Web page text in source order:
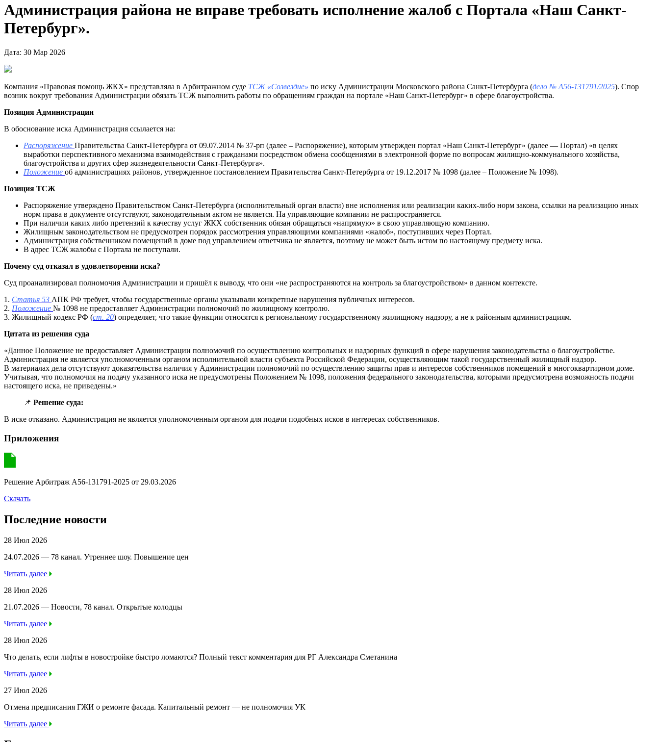
Администрация района не вправе требовать исполнение жалоб с Портала «Наш Санкт-
Петербург».
Дата: 30 Мар 2026
Компания «Правовая помощь ЖКХ» представляла в Арбитражном суде ТСЖ «Созвездие» по иску Администрации Московского района Санкт-Петербурга (дело № А56-131791/2025). Спор
возник вокруг требования Администрации обязать ТСЖ выполнить работы по обращениям граждан на портале «Наш Санкт-Петербург» в сфере благоустройства.
Позиция Администрации
В обоснование иска Администрация ссылается на:
Распоряжение Правительства Санкт-Петербурга от 09.07.2014 № 37-рп (далее – Распоряжение), которым утвержден портал «Наш Санкт-Петербург» (далее — Портал) «в целях
выработки перспективного механизма взаимодействия с гражданами посредством обмена сообщениями в электронной форме по вопросам жилищно-коммунального хозяйства,
благоустройства и других сфер жизнедеятельности Санкт-Петербурга».
Положение об администрациях районов, утвержденное постановлением Правительства Санкт-Петербурга от 19.12.2017 № 1098 (далее – Положение № 1098).
Позиция ТСЖ
Распоряжение утверждено Правительством Санкт-Петербурга (исполнительный орган власти) вне исполнения или реализации каких-либо норм закона, ссылки на реализацию иных
норм права в документе отсутствуют, законодательным актом не является. На управляющие компании не распространяется.
При наличии каких либо претензий к качеству услуг ЖКХ собственник обязан обращаться «напрямую» в свою управляющую компанию.
Жилищным законодательством не предусмотрен порядок рассмотрения управляющими компаниями «жалоб», поступивших через Портал.
Администрация собственником помещений в доме под управлением ответчика не является, поэтому не может быть истом по настоящему предмету иска.
В адрес ТСЖ жалобы с Портала не поступали.
Почему суд отказал в удовлетворении иска?
Суд проанализировал полномочия Администрации и пришёл к выводу, что они «не распространяются на контроль за благоустройством» в данном контексте.
1. Статья 53 АПК РФ требует, чтобы государственные органы указывали конкретные нарушения публичных интересов.
2. Положение № 1098 не предоставляет Администрации полномочий по жилищному контролю.
3. Жилищный кодекс РФ (ст. 20) определяет, что такие функции относятся к региональному государственному жилищному надзору, а не к районным администрациям.
Цитата из решения суда
«Данное Положение не предоставляет Администрации полномочий по осуществлению контрольных и надзорных функций в сфере нарушения законодательства о благоустройстве.
Администрация не является уполномоченным органом исполнительной власти субъекта Российской Федерации, осуществляющим такой государственный жилищный надзор.
В материалах дела отсутствуют доказательства наличия у Администрации полномочий по осуществлению защиты прав и интересов собственников помещений в многоквартирном доме.
Учитывая, что полномочия на подачу указанного иска не предусмотрены Положением № 1098, положения федерального законодательства, которыми предусмотрена возможность подачи
настоящего иска, не приведены.»
📌 Решение суда:
В иске отказано. Администрация не является уполномоченным органом для подачи подобных исков в интересах собственников.
Приложения
Решение Арбитраж A56-131791-2025 от 29.03.2026
Скачать
Последние новости
28 Июл 2026
24.07.2026 — 78 канал. Утреннее шоу. Повышение цен
Читать далее
28 Июл 2026
21.07.2026 — Новости, 78 канал. Открытые колодцы
Читать далее
28 Июл 2026
Что делать, если лифты в новостройке быстро ломаются? Полный текст комментария для РГ Александра Сметанина
Читать далее
27 Июл 2026
Отмена предписания ГЖИ о ремонте фасада. Капитальный ремонт — не полномочия УК
Читать далее